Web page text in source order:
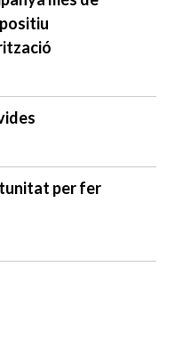
per fer